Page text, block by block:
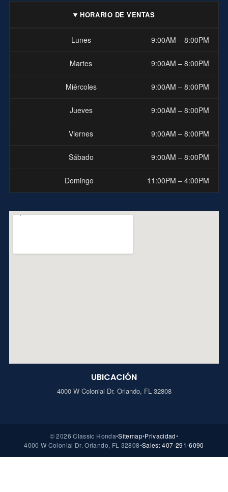
HORARIO DE VENTAS
Lunes 9:00AM – 8:00PM
Martes 9:00AM – 8:00PM
Miércoles 9:00AM – 8:00PM
Jueves 9:00AM – 8:00PM
Viernes 9:00AM – 8:00PM
Sábado 9:00AM – 8:00PM
Domingo 11:00PM – 4:00PM
UBICACIÓN
4000 W Colonial Dr. Orlando, FL 32808
© 2026 Classic Honda•Sitemap•Privacidad•
4000 W Colonial Dr. Orlando, FL 32808•Sales: 407-291-6090